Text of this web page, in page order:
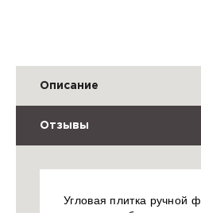
Описание
Отзывы
Угловая плитка ручной